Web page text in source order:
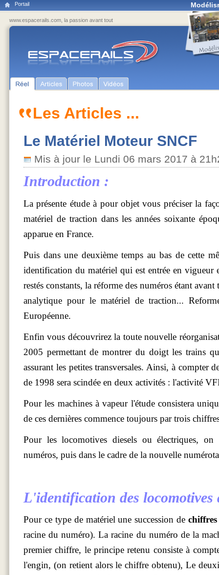
Portail
www.espacerails.com, la passion avant tout
Les Articles ...
Le Matériel Moteur SNCF
Mis à jour le Lundi 06 mars 2017 à
Introduction :
La présente étude à pour objet vous préciser la
matériel de traction dans les années soixante
apparue en France.
Puis dans une deuxième temps au bas de cette
identification du matériel qui est entrée en vigueur
restés constants, la réforme des numéros étant
analytique pour le matériel de traction...
Européenne.
Enfin vous découvrirez la toute nouvelle
2005 permettant de montrer du doigt les trains
assurant les petites transversales. Ainsi, à compter
de 1998 sera scindée en deux activités : l'activité
Pour les machines à vapeur l'étude consistera
de ces dernières commence toujours par trois
Pour les locomotives diesels ou électriques,
numéros, puis dans le cadre de la nouvelle
L'identification des locomotives
Pour ce type de matériel une succession dechiffres
racine du numéro). La racine du numéro de la
premier chiffre, le principe retenu consiste à
l'engin, (on retient alors le chiffre obtenu), Le